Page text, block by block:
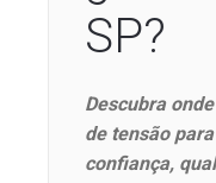
SP?
Descubra
de tensão
confiança,